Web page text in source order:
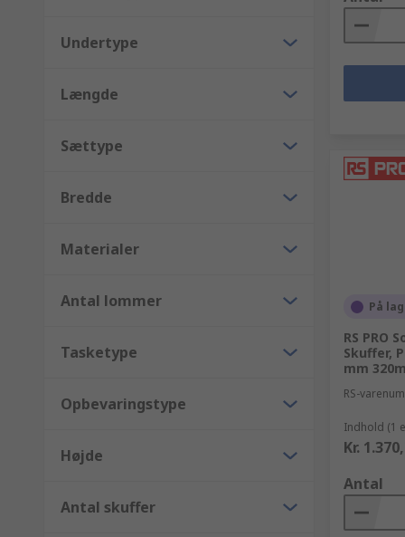
Undertype
Længde
Sættype
Bredde
Materialer
Antal lommer
Tasketype
Opbevaringstype
Højde
Antal skuffer
På
RS PRO
Skuffer,
mm
RS-
Indhold (1
Kr.
Antal